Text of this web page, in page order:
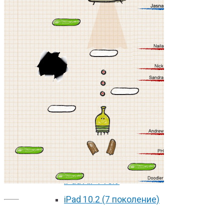
iPhone 12
iPhone 12 Pro
iPhone 12 Pro Max
Ремонт iPad
iPad 2
iPad 3/4
iPad Air
iPad Air 2
iPad Air 3 10.5
iPad Air 4 10.9
iPad 10.2 (7 поколение)